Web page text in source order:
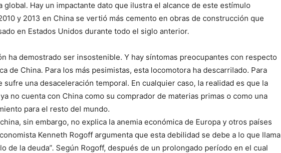
global. Hay un impactante dato que ilustra el alcance de este estímulo
y 2013 en China se vertió más cemento en obras de construcción que
en Estados Unidos durante todo el siglo anterior.
ha demostrado ser insostenible. Y hay síntomas preocupantes con respecto
de China. Para los más pesimistas, esta locomotora ha descarrilado. Para
sufre una desaceleración temporal. En cualquier caso, la realidad es que la
no cuenta con China como su comprador de materias primas o como una
para el resto del mundo.
sin embargo, no explica la anemia económica de Europa y otros países
Kenneth Rogoff argumenta que esta debilidad se debe a lo que llama
de la deuda”. Según Rogoff, después de un prolongado período en el cual